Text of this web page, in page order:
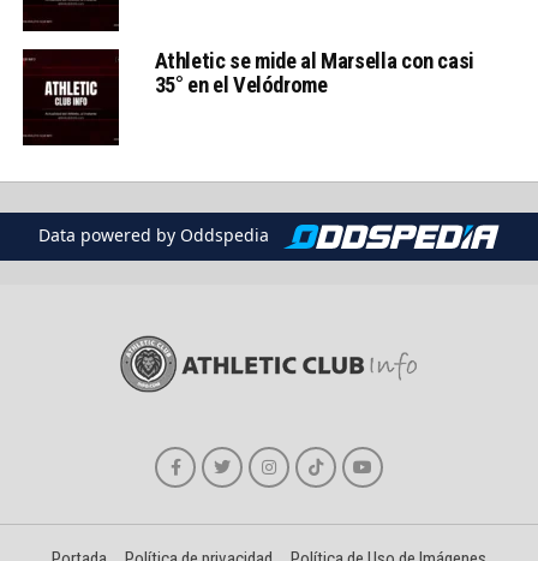
Athletic se mide al Marsella con casi
35° en el Velódrome
Data powered by Oddspedia